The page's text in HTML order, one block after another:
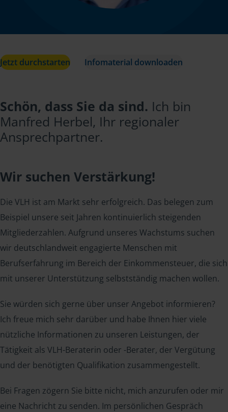
Jetzt durchstarten Infomaterial downloaden
Schön, dass Sie da sind. Ich bin
Manfred Herbel, Ihr regionaler
Ansprechpartner.
Wir suchen Verstärkung!
Die VLH ist am Markt sehr erfolgreich. Das belegen zum
Beispiel unsere seit Jahren kontinuierlich steigenden
Mitgliederzahlen. Aufgrund unseres Wachstums suchen
wir deutschlandweit engagierte Menschen mit
Berufserfahrung im Bereich der Einkommensteuer, die sich
mit unserer Unterstützung selbstständig machen wollen.
Sie würden sich gerne über unser Angebot informieren?
Ich freue mich sehr darüber und habe Ihnen hier viele
nützliche Informationen zu unseren Leistungen, der
Tätigkeit als VLH-Beraterin oder -Berater, der Vergütung
und der benötigten Qualifikation zusammengestellt.
Bei Fragen zögern Sie bitte nicht, mich anzurufen oder mir
eine Nachricht zu senden. Im persönlichen Gespräch